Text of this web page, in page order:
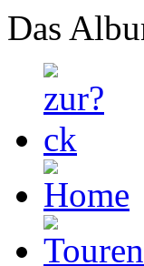
Das